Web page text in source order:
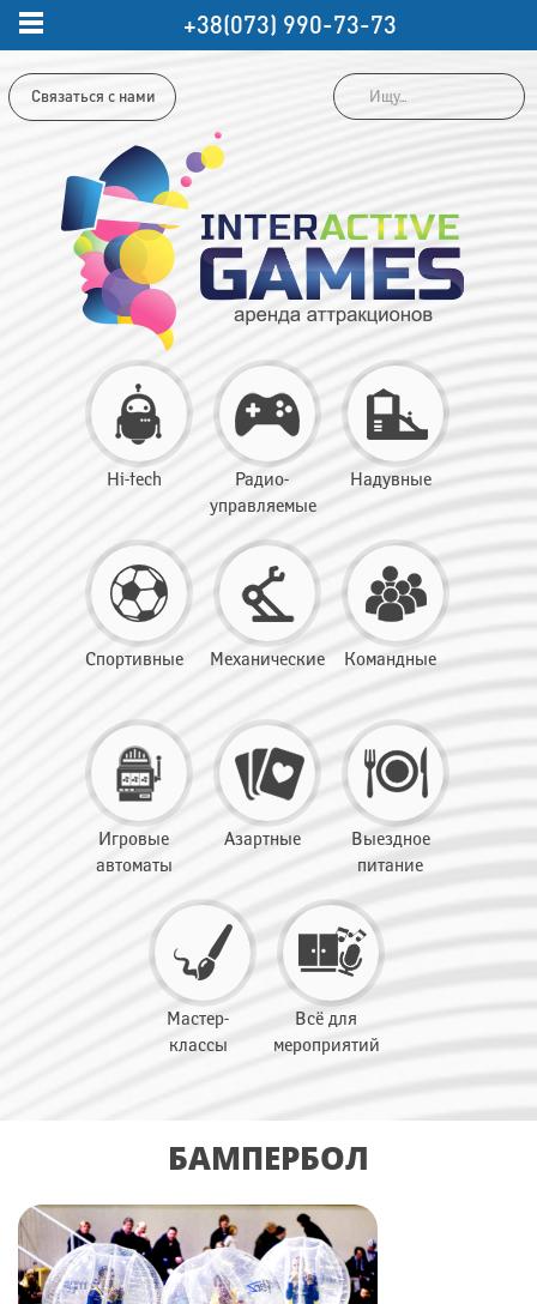
Связаться с нами
Hi-tech
Радио-
управляемые
Надувные
Спортивные Механические Командные
Игровые
автоматы
Азартные
Выездное
питание
Мастер-
классы
Всё для
мероприятий
БАМПЕРБОЛ
+38(073) 990-73-73